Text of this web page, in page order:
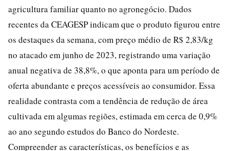
agricultura familiar quanto no agronegócio. Dados
recentes da CEAGESP indicam que o produto figurou entre
os destaques da semana, com preço médio de R$ 2,83/kg
no atacado em junho de 2023, registrando uma variação
anual negativa de 38,8%, o que aponta para um período de
oferta abundante e preços acessíveis ao consumidor. Essa
realidade contrasta com a tendência de redução de área
cultivada em algumas regiões, estimada em cerca de 0,9%
ao ano segundo estudos do Banco do Nordeste.
Compreender as características, os benefícios e as